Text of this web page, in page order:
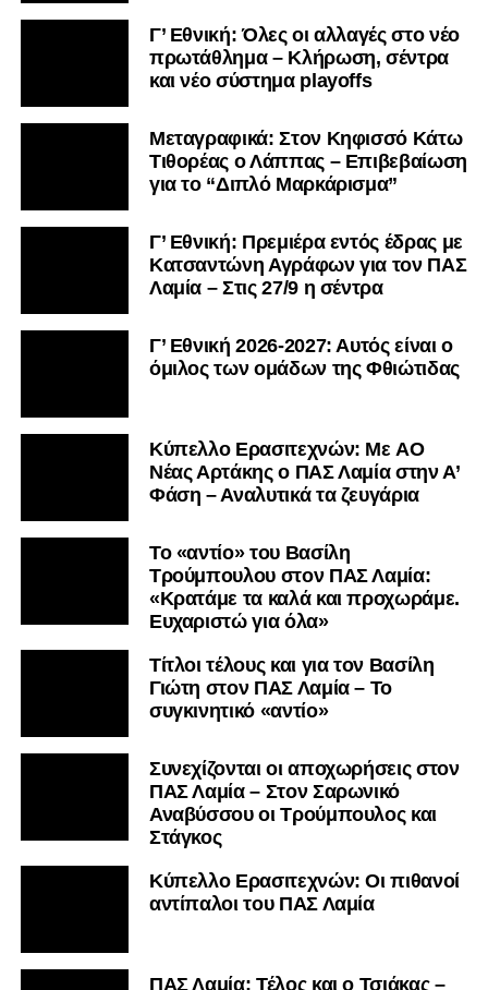
Γ’ Εθνική: Όλες οι αλλαγές στο νέο
πρωτάθλημα – Κλήρωση, σέντρα
και νέο σύστημα playoffs
Μεταγραφικά: Στον Κηφισσό Κάτω
Τιθορέας ο Λάππας – Επιβεβαίωση
για το “Διπλό Μαρκάρισμα”
Γ’ Εθνική: Πρεμιέρα εντός έδρας με
Κατσαντώνη Αγράφων για τον ΠΑΣ
Λαμία – Στις 27/9 η σέντρα
Γ’ Εθνική 2026-2027: Αυτός είναι ο
όμιλος των ομάδων της Φθιώτιδας
Kύπελλο Ερασιτεχνών: Με AO
Nέας Αρτάκης ο ΠΑΣ Λαμία στην Α’
Φάση – Αναλυτικά τα ζευγάρια
Το «αντίο» του Βασίλη
Τρούμπουλου στον ΠΑΣ Λαμία:
«Κρατάμε τα καλά και προχωράμε.
Ευχαριστώ για όλα»
Τίτλοι τέλους και για τον Βασίλη
Γιώτη στον ΠΑΣ Λαμία – Το
συγκινητικό «αντίο»
Συνεχίζονται οι αποχωρήσεις στον
ΠΑΣ Λαμία – Στον Σαρωνικό
Αναβύσσου οι Τρούμπουλος και
Στάγκος
Κύπελλο Ερασιτεχνών: Οι πιθανοί
αντίπαλοι του ΠΑΣ Λαμία
ΠΑΣ Λαμία: Τέλος και ο Τσιάκας –